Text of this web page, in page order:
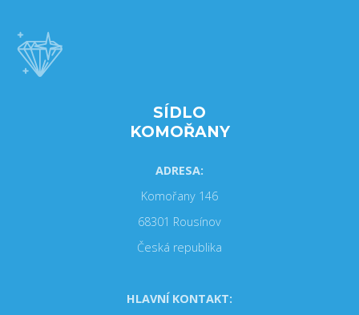
SÍDLO
KOMOŘANY
ADRESA:
Komořany 146
68301 Rousínov
Česká republika
HLAVNÍ KONTAKT: